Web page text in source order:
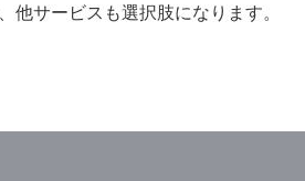
サービスも選択肢になります。